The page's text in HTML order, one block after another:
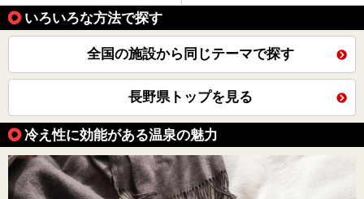
いろいろな方法で探す
全国の施設から同じテーマで探す
長野県トップを見る
冷え性に効能がある温泉の魅力